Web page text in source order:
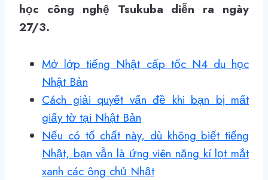
học công nghệ Tsukuba diễn ra ngày
27/3.
Mở lớp tiếng Nhật cấp tốc N4 du học
Nhật Bản
Cách giải quyết vấn đề khi bạn bị mất
giấy tờ tại Nhật Bản
Nếu có tố chất này, dù không biết tiếng
Nhật, bạn vẫn là ứng viên nặng kí lọt mắt
xanh các ông chủ Nhật